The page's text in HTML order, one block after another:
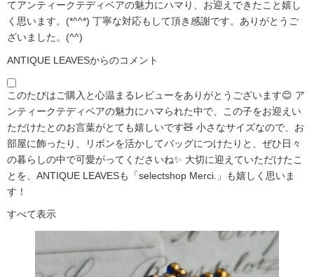
てアンティークテディベアの魅力にハマり、お迎えできたこと嬉し
く思います。(*^^*) 丁寧な対応もして頂き感謝です。ありがとうご
ざいました。(^^)
ANTIQUE LEAVESからのコメント
このたびはご購入と心温まるレビューをありがとうございます😊 ア
ンティークテディベアの魅力にハマられた中で、この子をお迎えい
ただけたとのお言葉がとても嬉しいです🧸 小さなサイズなので、お
部屋に飾ったり、リボンを活かしてバッグにつけたりと、ぜひ日々
の暮らしの中で可愛がってくださいね✨ 大切に迎えていただけたこ
とを、ANTIQUE LEAVESも「selectshop Merci.」も嬉しく思いま
す！
すべて表示